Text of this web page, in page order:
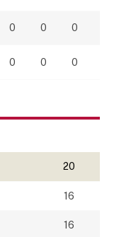
0 0 0
0 0 0
20
16
16